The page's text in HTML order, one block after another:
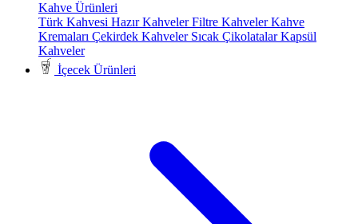
Kahve Ürünleri
Türk Kahvesi Hazır KahvelerFiltre KahvelerKahve
Kremaları Çekirdek Kahveler Sıcak ÇikolatalarKapsül
Kahveler
İçecek Ürünleri